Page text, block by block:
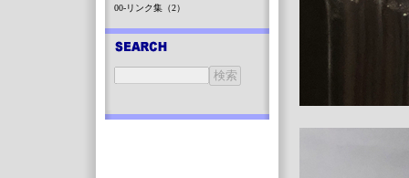
00-リンク集（2）